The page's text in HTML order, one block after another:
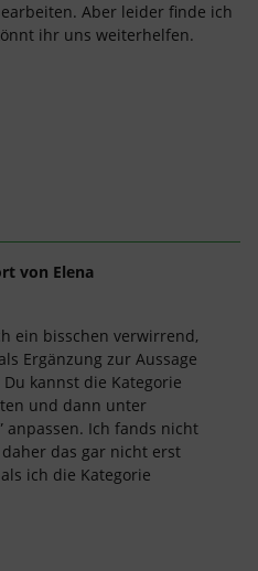
Aber leider finde ich
ihr uns weiterhelfen.
von Elena
ein bisschen verwirrend,
Ergänzung zur Aussage
Du kannst die Kategorie
und dann unter
anpassen. Ich fands nicht
das gar nicht erst
ich die Kategorie